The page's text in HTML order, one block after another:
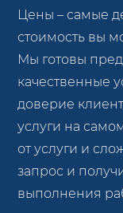
Цены – самые
стоимость вы
Мы готовы
качественные
доверие
услуги на
от услуги и
запрос и
выполнения